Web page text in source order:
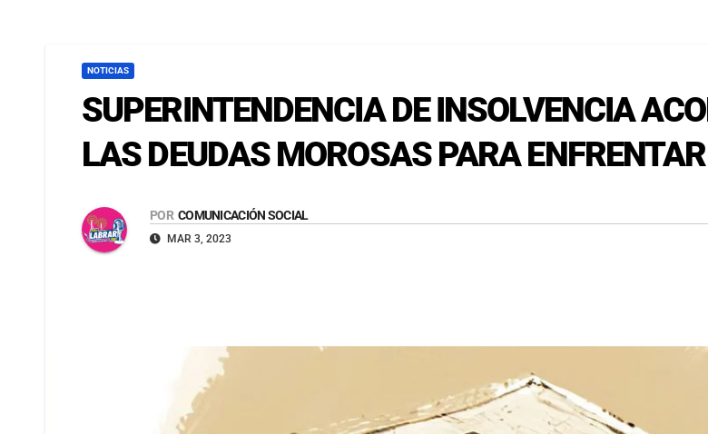
NOTICIAS
SUPERINTENDENCIA DE INSOLVENCIA
LAS DEUDAS MOROSAS PARA
POR COMUNICACIÓN SOCIAL
MAR 3, 2023